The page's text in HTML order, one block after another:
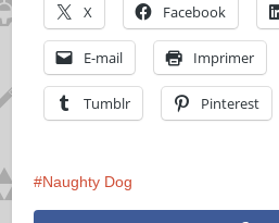
X Facebook
E-mail Imprimer
Tumblr Pinterest
Naughty Dog